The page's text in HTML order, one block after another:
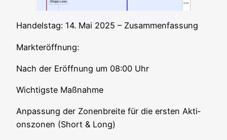
Han­dels­tag: 14. Mai 2025 – Zusammenfassung
Markt­er­öff­nung:
Nach der Eröff­nung um 08:00 Uhr
Wich­tigs­te Maßnahme
Anpas­sung der Zonen­brei­te für die ers­ten Akti­
ons­zo­nen (Short & Long)